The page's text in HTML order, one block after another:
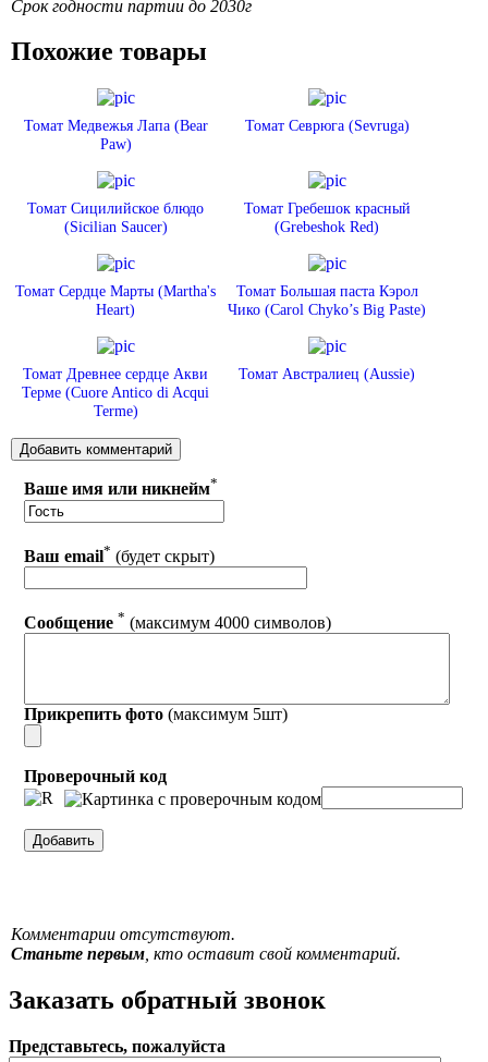
Срок годности партии до 2030г
Похожие товары
Томат Медвежья Лапа (Bear
Paw)
Томат Севрюга (Sevruga)
Томат Сицилийское блюдо
(Sicilian Saucer)
Томат Гребешок красный
(Grebeshok Red)
Томат Сердце Марты (Martha's
Heart)
Томат Большая паста Кэрол
Чико (Carol Chyko’s Big Paste)
Томат Древнее сердце Акви
Терме (Cuore Antico di Acqui
Terme)
Томат Австралиец (Aussie)
Ваше имя или никнейм*
Ваш email* (будет скрыт)
Сообщение * (максимум 4000 символов)
Прикрепить фото (максимум 5шт)
Проверочный код
Комментарии отсутствуют.
Станьте первым, кто оставит свой комментарий.
Заказать обратный звонок
Представьтесь, пожалуйста